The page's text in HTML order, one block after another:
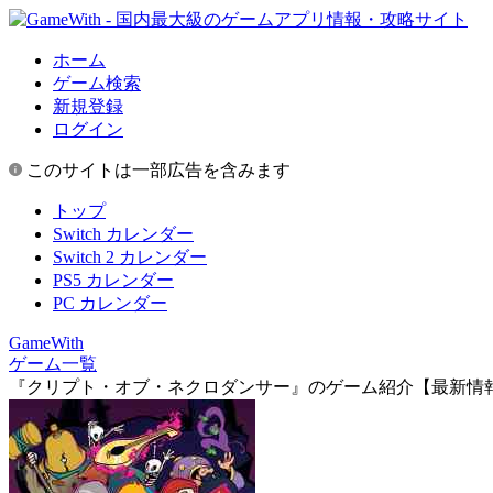
ホーム
ゲーム検索
新規登録
ログイン
このサイトは一部広告を含みます
トップ
Switch カレンダー
Switch 2 カレンダー
PS5 カレンダー
PC カレンダー
GameWith
ゲーム一覧
『クリプト・オブ・ネクロダンサー』のゲーム紹介【最新情